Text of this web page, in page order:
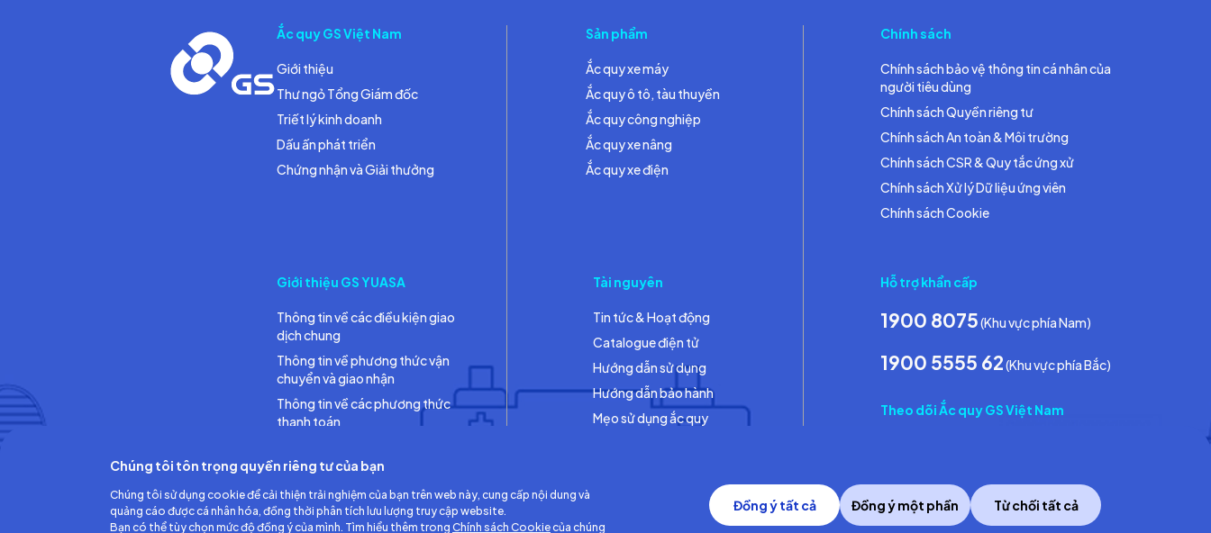
Ắc quy GS Việt Nam
Giới thiệu
Thư ngỏ Tổng Giám đốc
Triết lý kinh doanh
Dấu ấn phát triển
Chứng nhận và Giải thưởng
Sản phẩm
Ắc quy xe máy
Ắc quy ô tô, tàu thuyền
Ắc quy công nghiệp
Ắc quy xe nâng
Ắc quy xe điện
Chính sách
Chính sách bảo vệ thông tin cá nhân của
người tiêu dùng
Chính sách Quyền riêng tư
Chính sách An toàn & Môi trường
Chính sách CSR & Quy tắc ứng xử
Chính sách Xử lý Dữ liệu ứng viên
Chính sách Cookie
Giới thiệu GS YUASA
Thông tin về các điều kiện giao
dịch chung
Thông tin về phương thức vận
chuyển và giao nhận
Thông tin về các phương thức
thanh toán
Tài nguyên
Tin tức & Hoạt động
Catalogue điện tử
Hướng dẫn sử dụng
Hướng dẫn bảo hành
Mẹo sử dụng ắc quy
Hỗ trợ khẩn cấp
1900 8075(Khu vực phía Nam)
1900 5555 62(Khu vực phía Bắc)
Theo dõi Ắc quy GS Việt Nam
Công ty TNHH Ắc quy GS Việt Nam Copyright © 2014 GS Battery Vietnam Co., Ltd
Chúng tôi tôn trọng quyền riêng tư của bạn
Chúng tôi sử dụng cookie để cải thiện trải nghiệm của bạn trên web này, cung cấp nội dung và
quảng cáo được cá nhân hóa, đồng thời phân tích lưu lượng truy cập website.
Bạn có thể tùy chọn mức độ đồng ý của mình. Tìm hiểu thêm trong Chính sách Cookiecủa chúng
Đồng ý tất cả Đồng ý một phần Từ chối tất cả